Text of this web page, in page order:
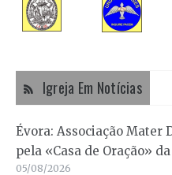
Igreja Em Notícias
Évora: Associação Mater
pela «Casa de Oração»
05/08/2026